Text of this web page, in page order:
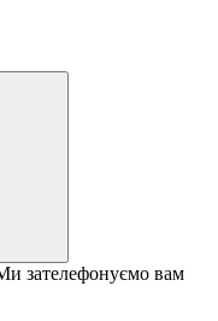
зателефонуємо вам